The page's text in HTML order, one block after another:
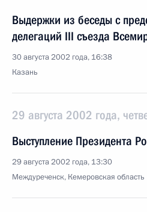
Выдержки из беседы с
делегаций III съезда
30 августа 2002 года, 16:38
Казань
29 августа 2002 года,
Выступление Президента
29 августа 2002 года, 13:30
Междуреченск, Кемеровская область